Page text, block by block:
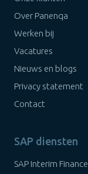
Over Panenqa
Werken bij
Vacatures
Nieuws en blogs
Privacy statement
Contact
SAP diensten
SAP Interim Finance